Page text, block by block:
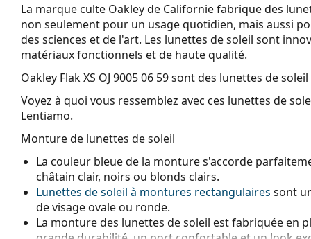
La marque culte Oakley de Californie fabrique des
non seulement pour un usage quotidien, mais aussi
des sciences et de l'art. Les lunettes de soleil sont
matériaux fonctionnels et de haute qualité.
Oakley Flak XS OJ 9005 06 59sont des lunettes de
Voyez à quoi vous ressemblez avec ces lunettes de
Lentiamo.
Monture de lunettes de soleil
La couleur bleue de la monture s'accorde
châtain clair, noirs ou blonds clairs.
Lunettes de soleil à montures rectangulaires sont
de visage ovale ou ronde.
La monture des lunettes de soleil est fabriquée en